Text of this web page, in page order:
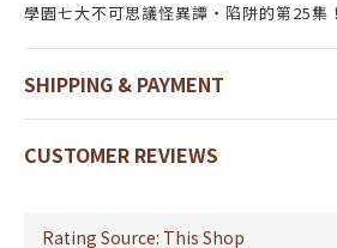
學園七大不可思議怪異譚‧陷阱的第25集！
SHIPPING & PAYMENT
CUSTOMER REVIEWS